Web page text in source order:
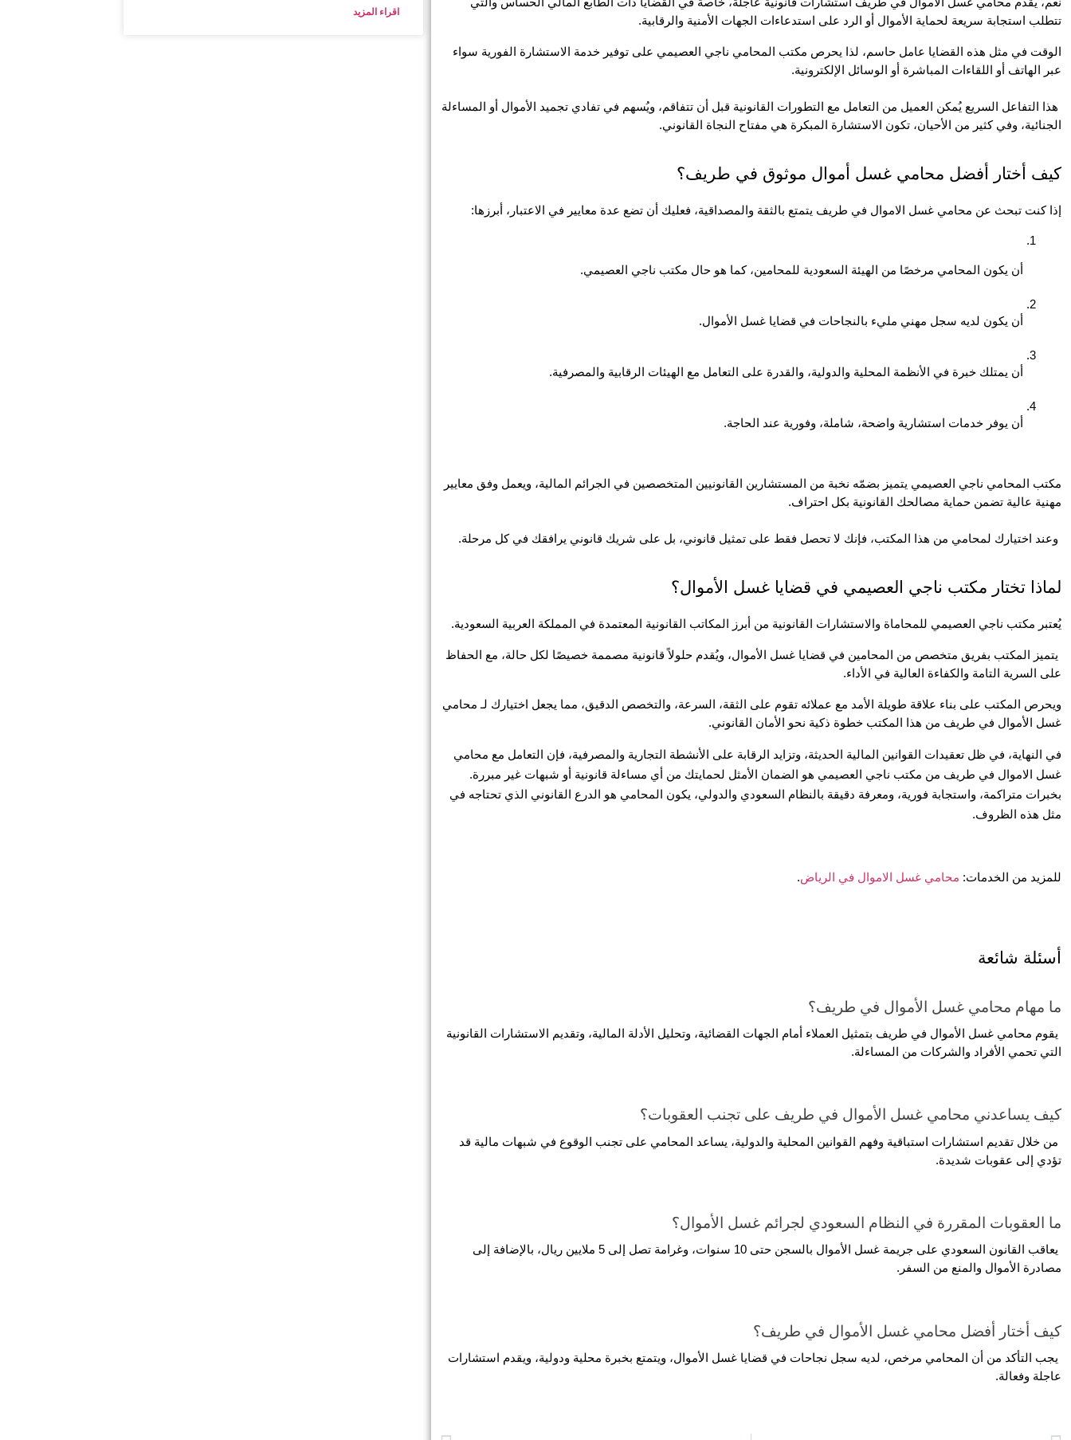
تتطلب استجابة سريعة لحماية الأموال أو الرد على استدعاءات الجهات الأمنية والرقابية.
عبر الهاتف أو اللقاءات المباشرة أو الوسائل الإلكترونية.
الجنائية، وفي كثير من الأحيان، تكون الاستشارة المبكرة هي مفتاح النجاة القانوني.
كيف أختار أفضل محامي غسل أموال موثوق في طريف؟
إذا كنت تبحث عن محامي غسل الاموال في طريف يتمتع بالثقة والمصداقية، فعليك أن تضع عدة معايير في الاعتبار، أبرزها:
أن يكون المحامي مرخصًا من الهيئة السعودية للمحامين، كما هو حال مكتب ناجي العصيمي.
أن يكون لديه سجل مهني مليء بالنجاحات في قضايا غسل الأموال.
أن يمتلك خبرة في الأنظمة المحلية والدولية، والقدرة على التعامل مع الهيئات الرقابية والمصرفية.
أن يوفر خدمات استشارية واضحة، شاملة، وفورية عند الحاجة.
مهنية عالية تضمن حماية مصالحك القانونية بكل احتراف.
لماذا تختار مكتب ناجي العصيمي في قضايا غسل الأموال؟
يُعتبر مكتب ناجي العصيمي للمحاماة والاستشارات القانونية من أبرز المكاتب القانونية المعتمدة في المملكة العربية السعودية.
على السرية التامة والكفاءة العالية في الأداء.
غسل الأموال في طريف من هذا المكتب خطوة ذكية نحو الأمان القانوني.
في النهاية، في ظل تعقيدات القوانين المالية الحديثة، وتزايد الرقابة على الأنشطة التجارية والمصرفية، فإن التعامل مع محامي
غسل الاموال في طريف من مكتب ناجي العصيمي هو الضمان الأمثل لحمايتك من أي مساءلة قانونية أو شبهات غير مبررة.
بخبرات متراكمة، واستجابة فورية، ومعرفة دقيقة بالنظام السعودي والدولي، يكون المحامي هو الدرع القانوني الذي تحتاجه في
مثل هذه الظروف.
للمزيد من الخدمات: محامي غسل الاموال في الرياض.
أسئلة شائعة
ما مهام محامي غسل الأموال في طريف؟
التي تحمي الأفراد والشركات من المساءلة.
كيف يساعدني محامي غسل الأموال في طريف على تجنب العقوبات؟
تؤدي إلى عقوبات شديدة.
ما العقوبات المقررة في النظام السعودي لجرائم غسل الأموال؟
مصادرة الأموال والمنع من السفر.
كيف أختار أفضل محامي غسل الأموال في طريف؟
عاجلة وفعالة.
اقراء المزيد